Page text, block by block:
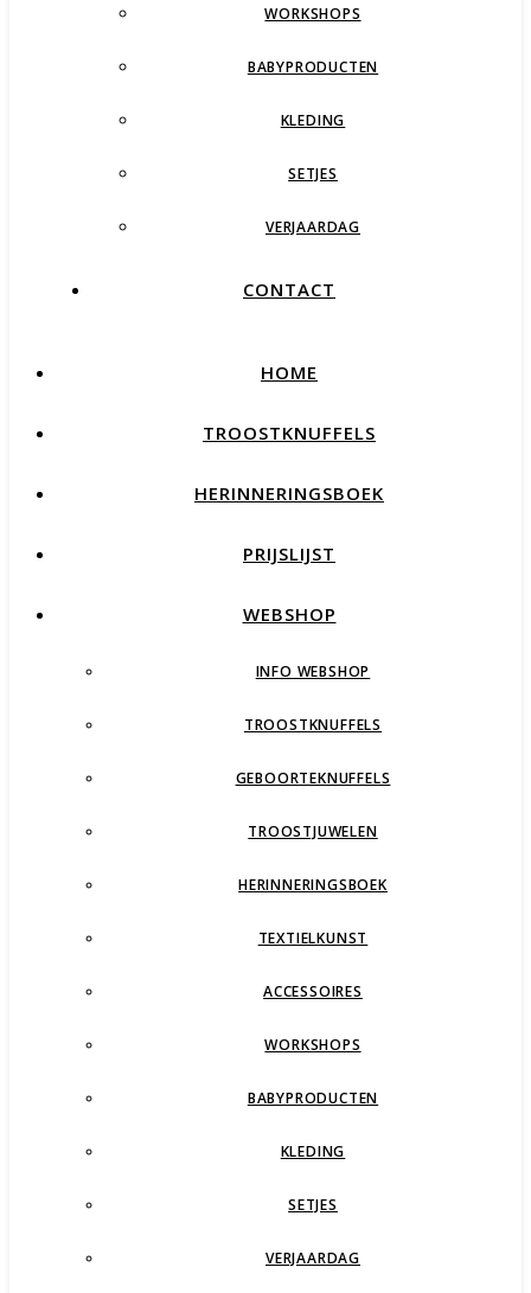
WORKSHOPS
BABYPRODUCTEN
KLEDING
SETJES
VERJAARDAG
CONTACT
HOME
TROOSTKNUFFELS
HERINNERINGSBOEK
PRIJSLIJST
WEBSHOP
INFO WEBSHOP
TROOSTKNUFFELS
GEBOORTEKNUFFELS
TROOSTJUWELEN
HERINNERINGSBOEK
TEXTIELKUNST
ACCESSOIRES
WORKSHOPS
BABYPRODUCTEN
KLEDING
SETJES
VERJAARDAG